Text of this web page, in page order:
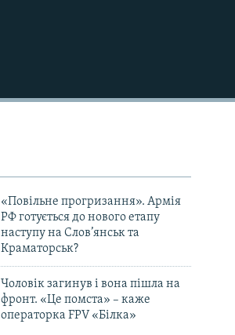
«Повільне прогризання». Армія
РФ готується до нового етапу
наступу на Слов’янськ та
Краматорськ?
Чоловік загинув і вона пішла на
фронт. «Це помста» – каже
операторка FPV «Білка»